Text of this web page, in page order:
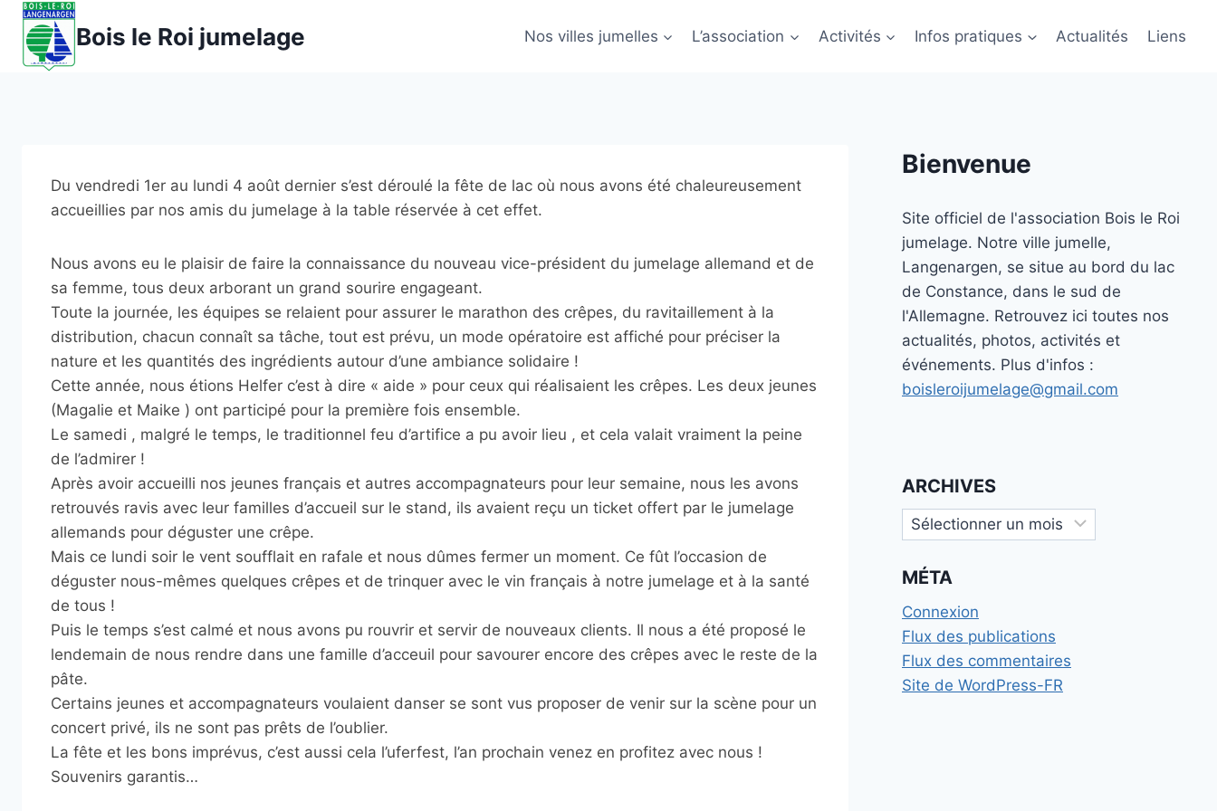
Aller
contenu
Bois le Roi jumelage Nos villes jumelles L’association Activités Infos pratiques Actualités Liens
Du vendredi 1er au lundi 4 août dernier s’est déroulé la fête de lac où nous avons été chaleureusement
accueillies par nos amis du jumelage à la table réservée à cet effet.
Nous avons eu le plaisir de faire la connaissance du nouveau vice-président du jumelage allemand et de
sa femme, tous deux arborant un grand sourire engageant.
Toute la journée, les équipes se relaient pour assurer le marathon des crêpes, du ravitaillement à la
distribution, chacun connaît sa tâche, tout est prévu, un mode opératoire est affiché pour préciser la
nature et les quantités des ingrédients autour d’une ambiance solidaire !
Cette année, nous étions Helfer c’est à dire « aide » pour ceux qui réalisaient les crêpes. Les deux jeunes
(Magalie et Maike ) ont participé pour la première fois ensemble.
Le samedi , malgré le temps, le traditionnel feu d’artifice a pu avoir lieu , et cela valait vraiment la peine
de l’admirer !
Après avoir accueilli nos jeunes français et autres accompagnateurs pour leur semaine, nous les avons
retrouvés ravis avec leur familles d’accueil sur le stand, ils avaient reçu un ticket offert par le jumelage
allemands pour déguster une crêpe.
Mais ce lundi soir le vent soufflait en rafale et nous dûmes fermer un moment. Ce fût l’occasion de
déguster nous-mêmes quelques crêpes et de trinquer avec le vin français à notre jumelage et à la santé
de tous !
Puis le temps s’est calmé et nous avons pu rouvrir et servir de nouveaux clients. Il nous a été proposé le
lendemain de nous rendre dans une famille d’acceuil pour savourer encore des crêpes avec le reste de la
pâte.
Certains jeunes et accompagnateurs voulaient danser se sont vus proposer de venir sur la scène pour un
concert privé, ils ne sont pas prêts de l’oublier.
La fête et les bons imprévus, c’est aussi cela l’uferfest, l’an prochain venez en profitez avec nous !
Souvenirs garantis…
Bienvenue
Site officiel de l'association Bois le Roi
jumelage. Notre ville jumelle,
Langenargen, se situe au bord du lac
de Constance, dans le sud de
l'Allemagne. Retrouvez ici toutes nos
actualités, photos, activités et
événements. Plus d'infos :
boisleroijumelage@gmail.com
ARCHIVES
Archives
MÉTA
Connexion
Flux des publications
Flux des commentaires
Site de WordPress-FR